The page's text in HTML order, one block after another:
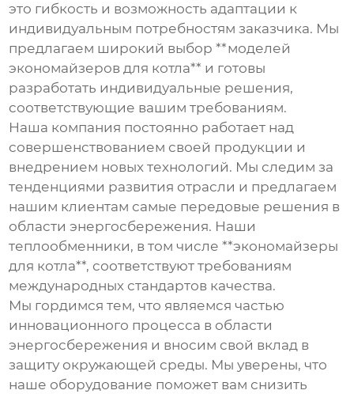
это гибкость и возможность адаптации к
индивидуальным потребностям заказчика. Мы
предлагаем широкий выбор **моделей
экономайзеров для котла** и готовы
разработать индивидуальные решения,
соответствующие вашим требованиям.
Наша компания постоянно работает над
совершенствованием своей продукции и
внедрением новых технологий. Мы следим за
тенденциями развития отрасли и предлагаем
нашим клиентам самые передовые решения в
области энергосбережения. Наши
теплообменники, в том числе **экономайзеры
для котла**, соответствуют требованиям
международных стандартов качества.
Мы гордимся тем, что являемся частью
инновационного процесса в области
энергосбережения и вносим свой вклад в
защиту окружающей среды. Мы уверены, что
наше оборудование поможет вам снизить